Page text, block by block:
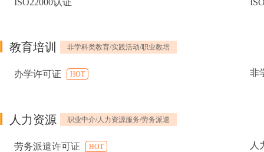
ISO22000认证
教育培训 非学科类教育/实践活动/职业教培
办学许可证 HOT 非
人力资源 职业中介/人力资源服务/劳务派遣
劳务派遣许可证 HOT 人